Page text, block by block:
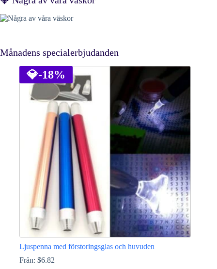
Månadens specialerbjudanden
💎-18%
Ljuspenna med förstoringsglas och huvuden
Från: $6.82